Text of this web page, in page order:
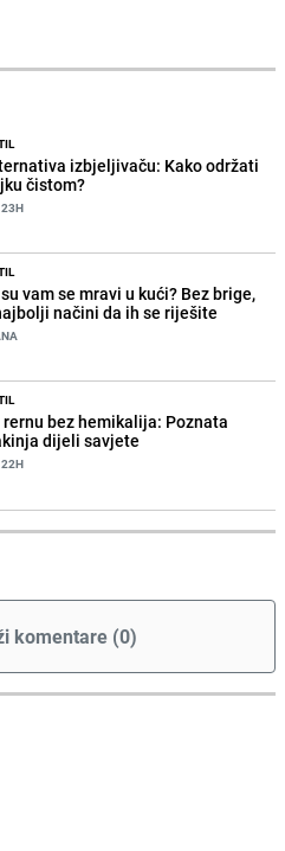
izbjeljivaču: Kako održati
čistom?
23H
vam se mravi u kući? Bez brige,
načini da ih se riješite
bez hemikalija: Poznata
dijeli savjete
22H
komentare (0)